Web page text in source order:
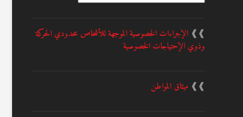
❱❱الإجراءات الخصوصية الموجهة للأشخاص محدودي الحركة
وذوي الإحتياجات الخصوصية
❱❱ميثاق المواطن